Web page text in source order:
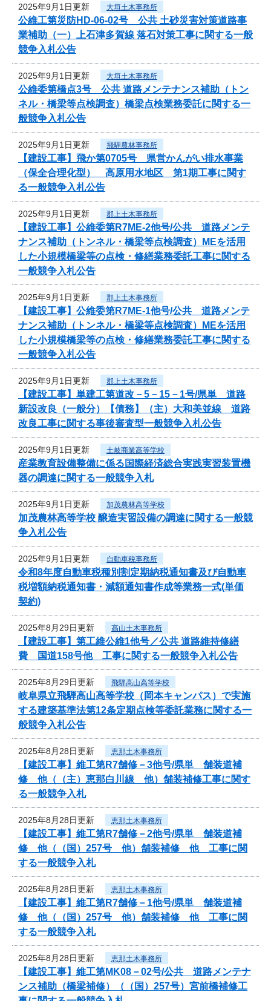
2025年9月1日更新 大垣土木事務所
公維工第災防HD-06-02号 公共 土砂災害対策道路事
業補助（一）上石津多賀線 落石対策工事に関する一般
競争入札公告
2025年9月1日更新 大垣土木事務所
公維委第橋点3号 公共 道路メンテナンス補助（トン
ネル・橋梁等点検調査）橋梁点検業務委託に関する一
般競争入札公告
2025年9月1日更新 飛騨農林事務所
【建設工事】飛か第0705号 県営かんがい排水事業
（保全合理化型） 高原用水地区 第1期工事に関す
る一般競争入札公告
2025年9月1日更新 郡上土木事務所
【建設工事】公維委第R7ME-2他号/公共 道路メンテ
ナンス補助（トンネル・橋梁等点検調査）MEを活用
した小規模橋梁等の点検・修繕業務委託工事に関する
一般競争入札公告
2025年9月1日更新 郡上土木事務所
【建設工事】公維委第R7ME-1他号/公共 道路メンテ
ナンス補助（トンネル・橋梁等点検調査）MEを活用
した小規模橋梁等の点検・修繕業務委託工事に関する
一般競争入札公告
2025年9月1日更新 郡上土木事務所
【建設工事】単建工第道改－5－15－1号/県単 道路
新設改良（一般分）【債務】（主）大和美並線 道路
改良工事に関する事後審査型一般競争入札公告
2025年9月1日更新 土岐商業高等学校
産業教育設備整備に係る国際経済総合実践実習装置機
器の調達に関する一般競争入札
2025年9月1日更新 加茂農林高等学校
加茂農林高等学校 醸造実習設備の調達に関する一般競
争入札公告
2025年9月1日更新 自動車税事務所
令和8年度自動車税種別割定期納税通知書及び自動車
税増額納税通知書・減額通知書作成等業務一式(単価
契約)
2025年8月29日更新 高山土木事務所
【建設工事】第工維公維1他号／公共 道路維持修繕
費 国道158号他 工事に関する一般競争入札公告
2025年8月29日更新 飛騨高山高等学校
岐阜県立飛騨高山高等学校（岡本キャンパス）で実施
する建築基準法第12条定期点検等委託業務に関する一
般競争入札公告
2025年8月28日更新 恵那土木事務所
【建設工事】維工第R7舗修－3他号/県単 舗装道補
修 他（（主）恵那白川線 他）舗装補修工事に関す
る一般競争入札
2025年8月28日更新 恵那土木事務所
【建設工事】維工第R7舗修－2他号/県単 舗装道補
修 他（（国）257号 他）舗装補修 他 工事に関
する一般競争入札
2025年8月28日更新 恵那土木事務所
【建設工事】維工第R7舗修－1他号/県単 舗装道補
修 他（（国）257号 他）舗装補修 他 工事に関
する一般競争入札
2025年8月28日更新 恵那土木事務所
【建設工事】維工第MK08－02号/公共 道路メンテナ
ンス補助（橋梁補修）（（国）257号）宮前橋補修工